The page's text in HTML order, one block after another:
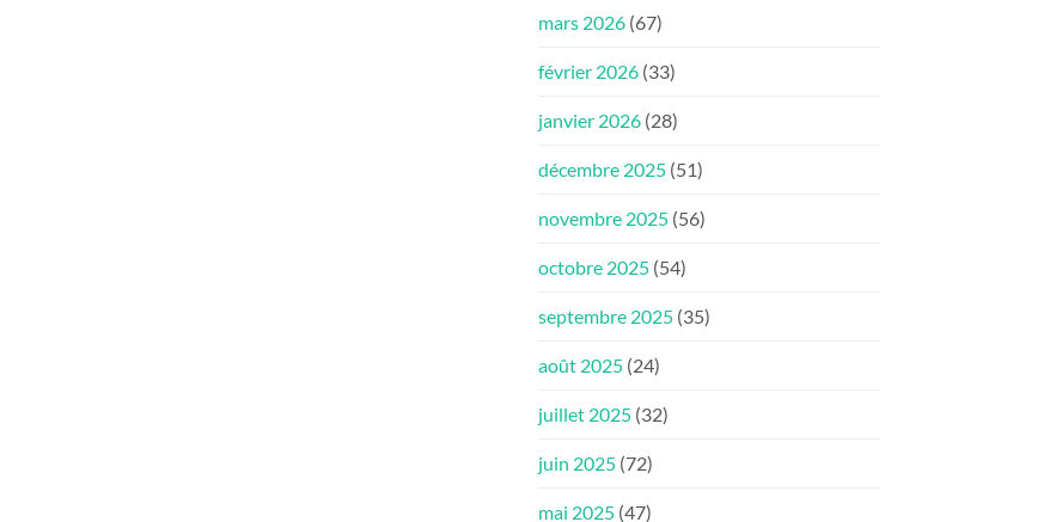
mars 2026 (67)
février 2026 (33)
janvier 2026 (28)
décembre 2025 (51)
novembre 2025 (56)
octobre 2025 (54)
septembre 2025 (35)
août 2025 (24)
juillet 2025 (32)
juin 2025 (72)
mai 2025 (47)